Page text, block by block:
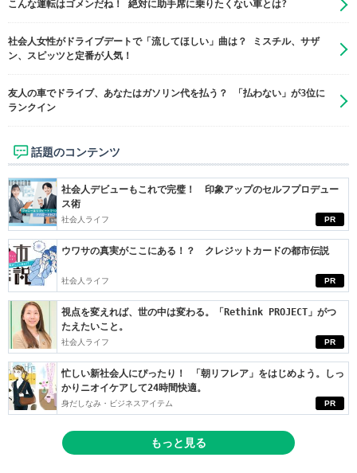
こんな運転はゴメンだね！ 絶対に助手席に乗りたくない車とは?
社会人女性がドライブデートで「流してほしい」曲は？ ミスチル、サザ
ン、スピッツと定番が人気！
友人の車でドライブ、あなたはガソリン代を払う？ 「払わない」が3位に
ランクイン
話題のコンテンツ
PR
社会人デビューもこれで完璧！ 印象アップのセルフプロデュー
ス術
社会人ライフ
PR
ウワサの真実がここにある！？ クレジットカードの都市伝説
社会人ライフ
PR
視点を変えれば、世の中は変わる。「Rethink PROJECT」がつ
たえたいこと。
社会人ライフ
PR
忙しい新社会人にぴったり！ 「朝リフレア」をはじめよう。しっ
かりニオイケアして24時間快適。
身だしなみ・ビジネスアイテム
もっと見る